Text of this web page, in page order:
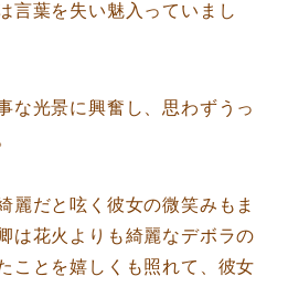
言葉を失い魅入っていまし
な光景に興奮し、思わずうっ
麗だと呟く彼女の微笑みもま
は花火よりも綺麗なデボラの
ことを嬉しくも照れて、彼女